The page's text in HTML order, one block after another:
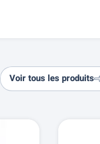
Voir tous les produits